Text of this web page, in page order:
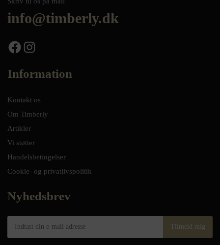
info@timberly.dk
Facebook Instagram
Information
Kontakt os
Om Timberly
Artikler
Vi støtter
Handelsbetingelser
Cookie- og privatlivspolitik
Nyhedsbrev